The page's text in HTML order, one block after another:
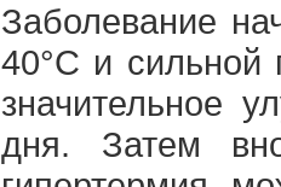
Заболевание
40°С и сильной
значительное
дня. Затем